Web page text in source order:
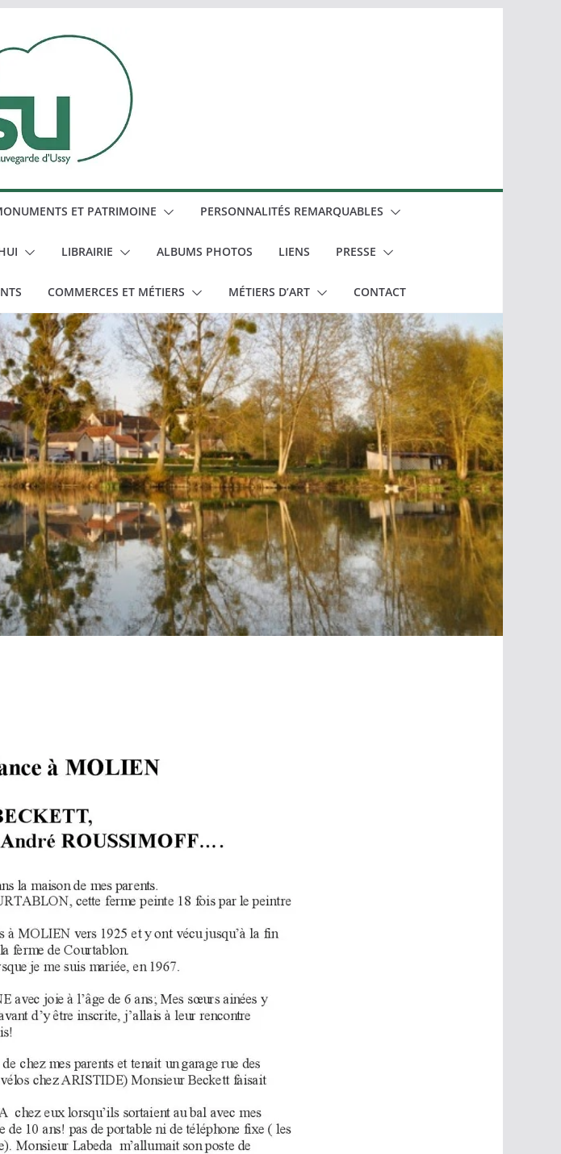
ET PATRIMOINE PERSONNALITÉS REMARQUABLES
LIBRAIRIE ALBUMS PHOTOS LIENS PRESSE
COMMERCES ET MÉTIERS MÉTIERS D’ART CONTACT